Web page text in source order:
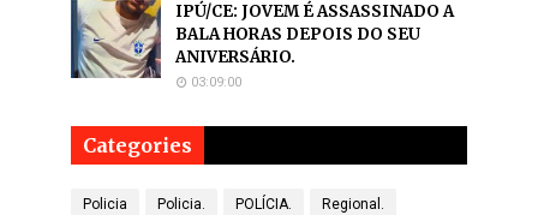
IPÚ/CE: JOVEM É ASSASSINADO A
BALA HORAS DEPOIS DO SEU
ANIVERSÁRIO.
03:09:00
Categories
Policia Policia. POLÍCIA. Regional.